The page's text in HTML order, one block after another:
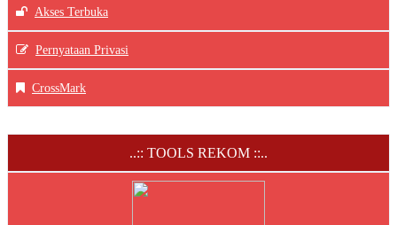
Akses Terbuka
Pernyataan Privasi
CrossMark
..:: TOOLS REKOM ::..